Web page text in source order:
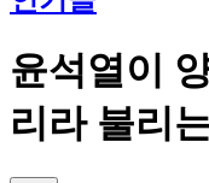
윤석열이
리라 불리